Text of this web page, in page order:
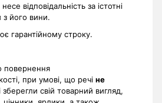
відповідальність за істотні
з його вини.
гарантійному строку.
повернення
при умові, що речі не
і зберегли свій товарний вигляд,